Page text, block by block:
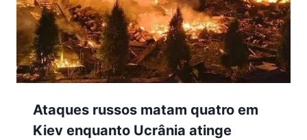
Ataques russos matam quatro em
Kiev enquanto Ucrânia atinge